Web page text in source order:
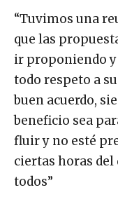
“Tuvimos una
que las
ir proponiendo
todo respeto a
buen acuerdo,
beneficio sea
fluir y no esté
ciertas horas del
todos”